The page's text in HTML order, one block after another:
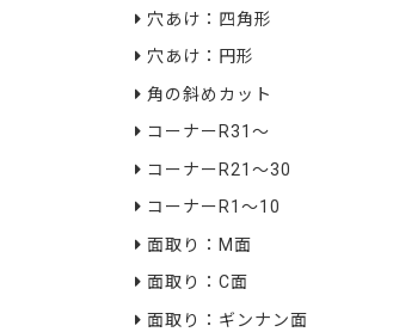
カテゴリから選ぶ
穴あけ：四角形
穴あけ：円形
角の斜めカット
コーナーR31～
コーナーR21～30
コーナーR1～10
面取り：M面
面取り：C面
面取り：ギンナン面